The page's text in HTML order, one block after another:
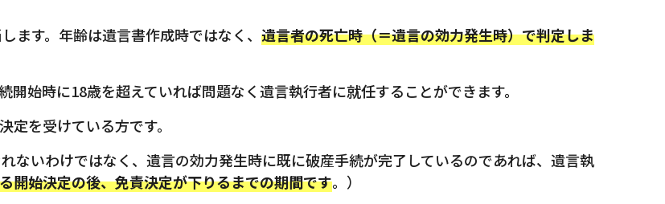
ます。年齢は遺言書作成時ではなく、 遺言者の死亡時（＝遺言の効力発生時）で判定しま
始時に18歳を超えていれば問題なく遺言執行者に就任することができます。
を受けている方です。
ないわけではなく、遺言の効力発生時に既に破産手続が完了しているのであれば、遺言執
開始決定の後、免責決定が下りるまでの期間です。）